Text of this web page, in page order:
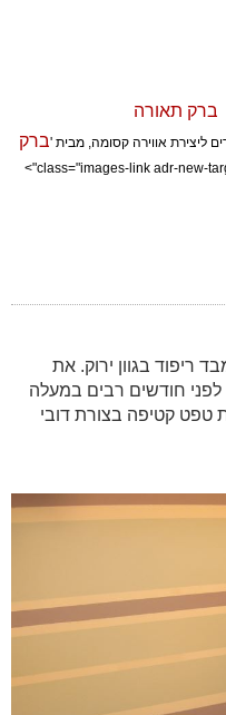
ברק תאורה
ליצירת אווירה קסומה, מבית 'ברק
ריפוד בגוון ירוק. את
חודשים רבים במעלה
טפט קטיפה בצורת דובי